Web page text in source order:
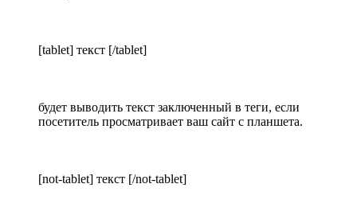
[tablet] текст [/tablet]
будет выводить текст заключенный в теги, если
посетитель просматривает ваш сайт с планшета.
[not-tablet] текст [/not-tablet]